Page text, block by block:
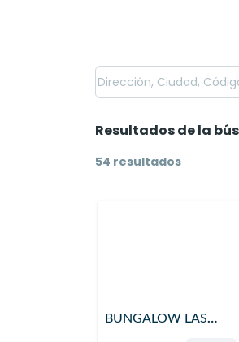
Resultados de la
54 resultados
BUNGALOW LAS